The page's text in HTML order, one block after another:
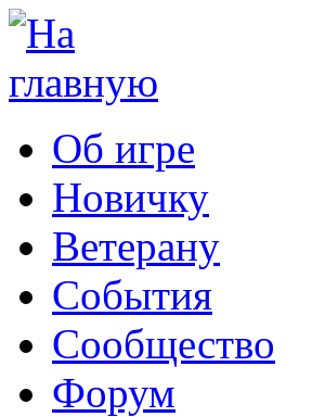
Об игре
Новичку
Ветерану
События
Сообщество
Форум